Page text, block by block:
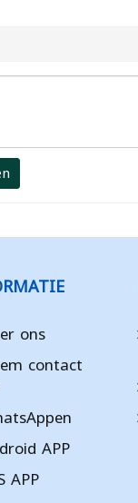
ons
contact
APP
APP